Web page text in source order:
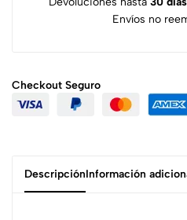
Envíos no
Checkout Seguro
DescripciónInformación